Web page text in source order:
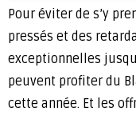
Pour éviter de s’y
pressés et des
exceptionnelles
peuvent profiter du
cette année. Et les